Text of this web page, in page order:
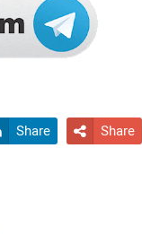
Share  Share